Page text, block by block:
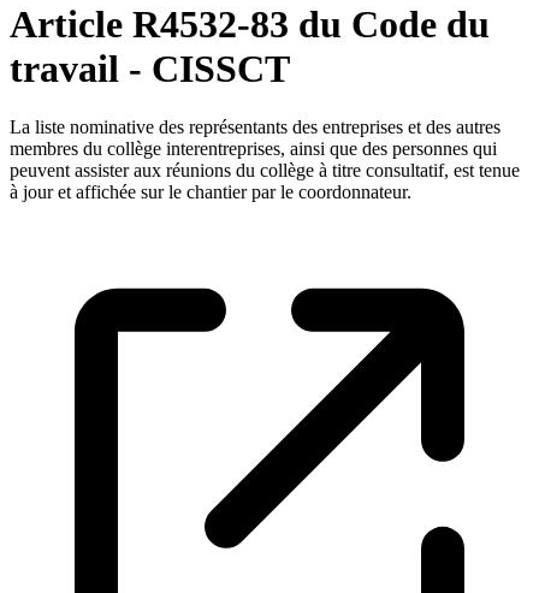
Article R4532-83 du Code du
travail - CISSCT
La liste nominative des représentants des entreprises et des autres
membres du collège interentreprises, ainsi que des personnes qui
peuvent assister aux réunions du collège à titre consultatif, est tenue
à jour et affichée sur le chantier par le coordonnateur.